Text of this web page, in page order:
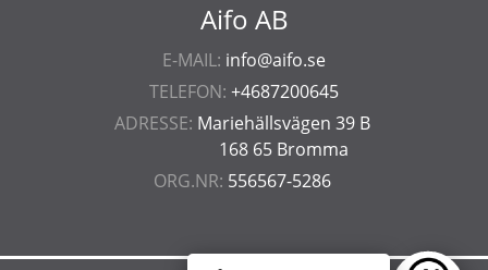
Aifo AB
E-MAIL: info@aifo.se
TELEFON: +4687200645
ADRESSE: Mariehällsvägen 39 B
168 65 Bromma
ORG.NR: 556567-5286